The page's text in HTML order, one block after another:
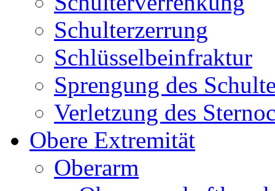
Schulterzerrung
Schlüsselbeinfraktur
Sprengung des
Verletzung des
Obere Extremität
Oberarm